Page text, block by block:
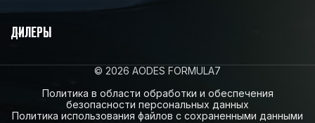
ДИЛЕРЫ
© 2026 AODES FORMULA7
Политика в области обработки и обеспечения
безопасности персональных данных
Политика использования файлов с сохраненными данными